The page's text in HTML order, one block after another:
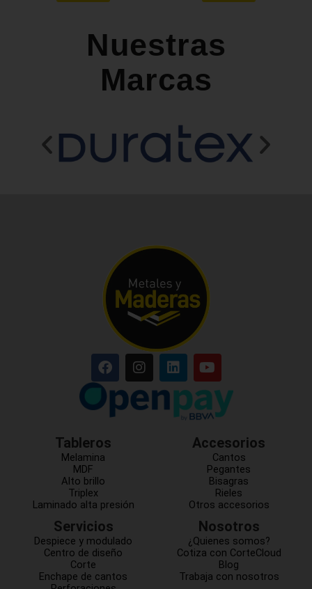
Nuestras
Marcas
Tableros
Melamina
MDF
Alto brillo
Triplex
Laminado alta presión
Servicios
Despiece y modulado
Centro de diseño
Corte
Enchape de cantos
Accesorios
Cantos
Pegantes
Bisagras
Rieles
Otros accesorios
Nosotros
¿Quienes somos?
Cotiza con CorteCloud
Blog
Trabaja con nosotros